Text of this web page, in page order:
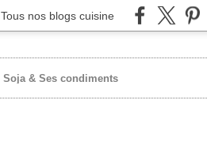
Tous nos blogs cuisine
Soja & Ses condiments